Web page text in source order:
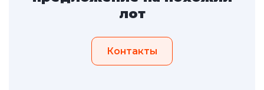
лот
Контакты